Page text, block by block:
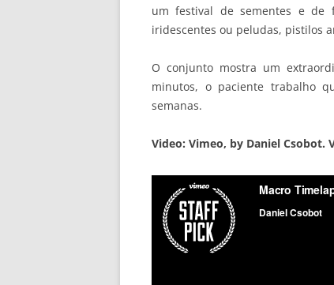
um festival de sementes e de
iridescentes ou peludas, pistilos
O conjunto mostra um
minutos, o paciente trabalho
semanas.
Video: Vimeo, by Daniel Csobot.